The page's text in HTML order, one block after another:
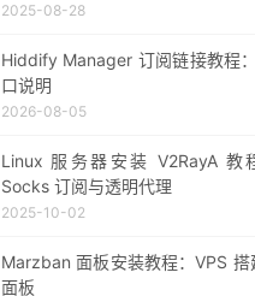
2025-08-28
Hiddify Manager 订阅链接教程
口说明
2026-08-05
Linux 服务器安装 V2RayA
Socks 订阅与透明代理
2025-10-02
Marzban 面板安装教程：VPS
面板